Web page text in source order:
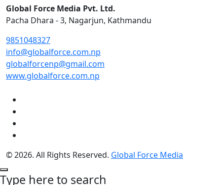
Global Force Media Pvt. Ltd.
Pacha Dhara - 3, Nagarjun, Kathmandu
9851048327
info@globalforce.com.np
globalforcenp@gmail.com
www.globalforce.com.np
© 2026. All Rights Reserved. Global Force Media
Type here to search